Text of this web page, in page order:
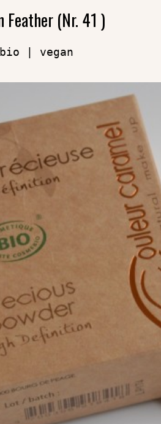
Feather (Nr. 41 )
| vegan